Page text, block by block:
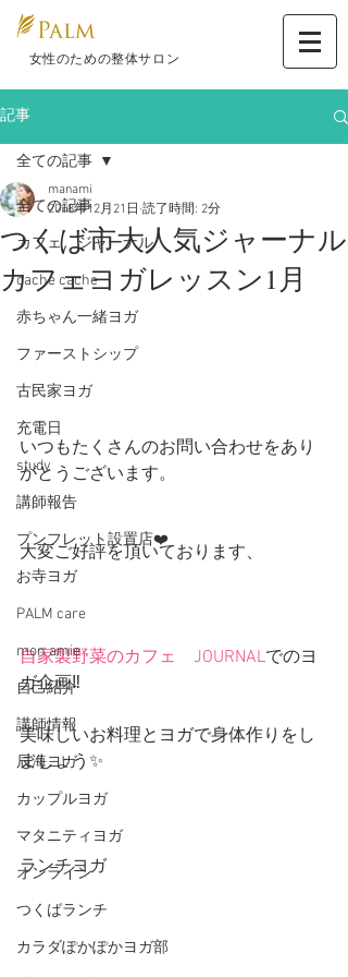
​ 女性のための整体サロン
記事
全ての記事
カフェ ジャーナル
cache cache
赤ちゃん一緒ヨガ
ファーストシップ
古民家ヨガ
充電日
study
講師報告
プンフレット設置店❤️
お寺ヨガ
PALM care
mon amie
自己紹介
講師情報
辰海ヨガ
カップルヨガ
マタニティヨガ
オンライン
つくばランチ
カラダぽかぽかヨガ部
全ての記事
つくば市大人気ジャーナル
カフェヨガレッスン1月
manami
2018年12月21日 読了時間: 2分
いつもたくさんのお問い合わせをあり
がとうございます。
大変ご好評を頂いております、
自家製野菜のカフェ　JOURNALでのヨ
ガ企画‼️
美味しいお料理とヨガで身体作りをし
ましょう✨
ランチヨガ